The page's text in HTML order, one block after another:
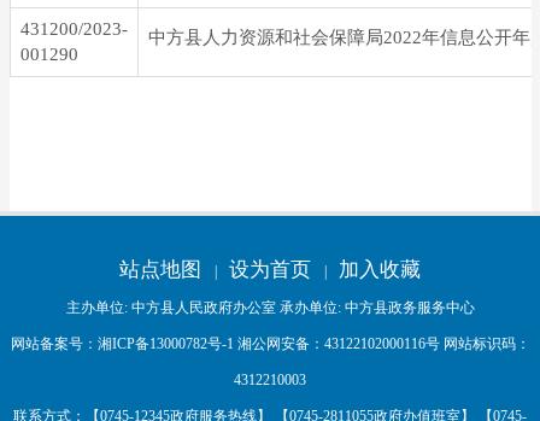
431200/2023-
001290
中方县人力资源和社会保障局2022年信息公开年
站点地图 设为首页 加入收藏
主办单位: 中方县人民政府办公室 承办单位: 中方县政务服务中心
网站备案号： 湘ICP备13000782号-1湘公网安备： 43122102000116号网站标识码：
4312210003
联系方式：【0745-12345政府服务热线】 【0745-2811055政府办值班室】 【0745-